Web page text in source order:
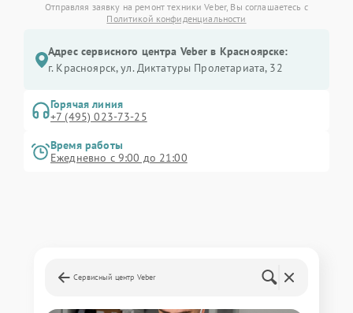
Отправляя заявку на ремонт техники Veber, Вы соглашаетесь с
Политикой конфиденциальности
Адрес сервисного центра Veber в Красноярске:
г. Красноярск, ул. Диктатуры Пролетариата, 32
Горячая линия
+7 (495) 023-73-25
Время работы
Ежедневно с 9:00 до 21:00
Сервисный центр Veber